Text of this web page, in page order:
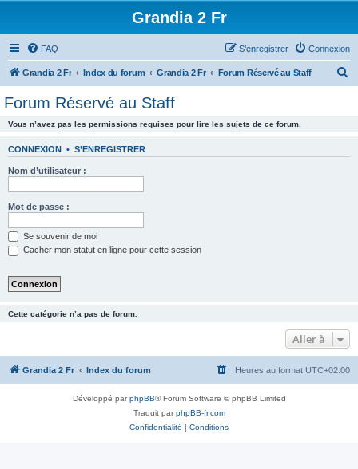
Grandia 2 Fr
FAQ Connexion
S’enregistrer
Grandia 2 Fr Index du forum Grandia 2 Fr Forum Réservé au Staff
Forum Réservé au Staff
Vous n’avez pas les permissions requises pour lire les sujets de ce forum.
CONNEXION • S’ENREGISTRER
Nom d’utilisateur :
Mot de passe :
Se souvenir de moi
Cacher mon statut en ligne pour cette session
Cette catégorie n’a pas de forum.
Aller à
Grandia 2 Fr Index du forum Heures au format UTC+02:00
Développé parphpBB® Forum Software © phpBB Limited
Traduit parphpBB-fr.com
Confidentialité | Conditions